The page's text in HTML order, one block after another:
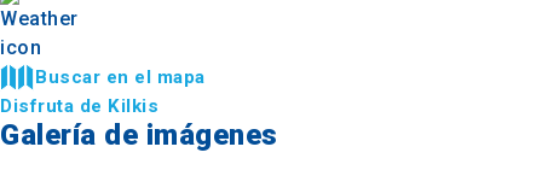
Buscar en el mapa
Disfruta de Kilkis
Galería de imágenes